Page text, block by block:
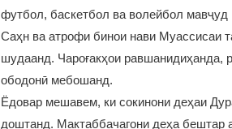
футбол, баскетбол ва волейбол
Саҳн ва атрофи бинои нави Муассисаи
шудаанд. Чароғакҳои равшанидиҳанда,
ободонӣ мебошанд.
Ёдовар мешавем, ки сокинони деҳаи
доштанд. Мактаббачагони деҳа